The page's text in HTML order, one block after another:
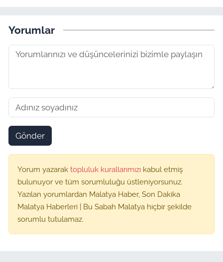
Yorumlar
Gönder
Yorum yazarak topluluk kurallarımızı kabul etmiş
bulunuyor ve tüm sorumluluğu üstleniyorsunuz.
Yazılan yorumlardan Malatya Haber, Son Dakika
Malatya Haberleri | Bu Sabah Malatya hiçbir şekilde
sorumlu tutulamaz.